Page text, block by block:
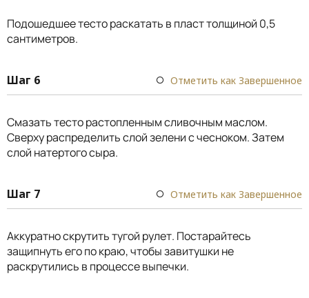
Подошедшее тесто раскатать в пласт толщиной 0,5
сантиметров.
Шаг 6 Отметить как Завершенное
Смазать тесто растопленным сливочным маслом.
Сверху распределить слой зелени с чесноком. Затем
слой натертого сыра.
Шаг 7 Отметить как Завершенное
Аккуратно скрутить тугой рулет. Постарайтесь
защипнуть его по краю, чтобы завитушки не
раскрутились в процессе выпечки.